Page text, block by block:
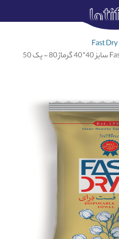
حوله یکبارمصرف گلد برند FastDry سایز 40*40 گرماژ 80 - پک 50